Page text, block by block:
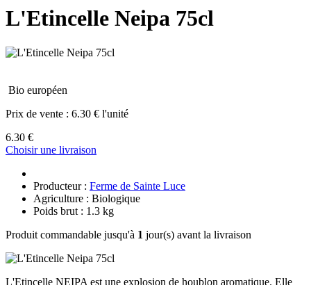
L'Etincelle Neipa 75cl
Bio européen
Prix de vente : 6.30 € l'unité
6.30 €
Choisir une livraison
Producteur : Ferme de Sainte Luce
Agriculture : Biologique
Poids brut : 1.3 kg
Produit commandable jusqu'à 1 jour(s) avant la livraison
L'Etincelle NEIPA est une explosion de houblon aromatique. Elle